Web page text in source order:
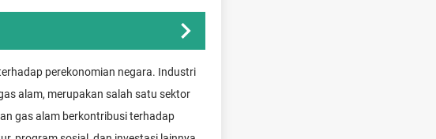
perekonomian negara. Industri
alam, merupakan salah satu sektor
gas alam berkontribusi terhadap